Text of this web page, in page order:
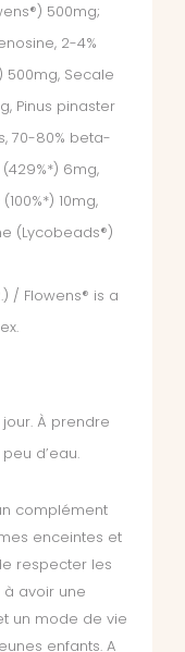
500mg;
2-4%
Secale
Pinus pinaster
70-80% beta-
6mg,
10mg,
(Lycobeads®)
/ Flowens® is a
À prendre
d’eau.
complément
enceintes et
respecter les
avoir une
un mode de vie
enfants. A